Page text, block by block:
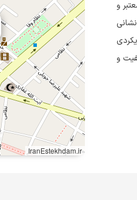
معتبر و
و
IranEstekhdam.ir